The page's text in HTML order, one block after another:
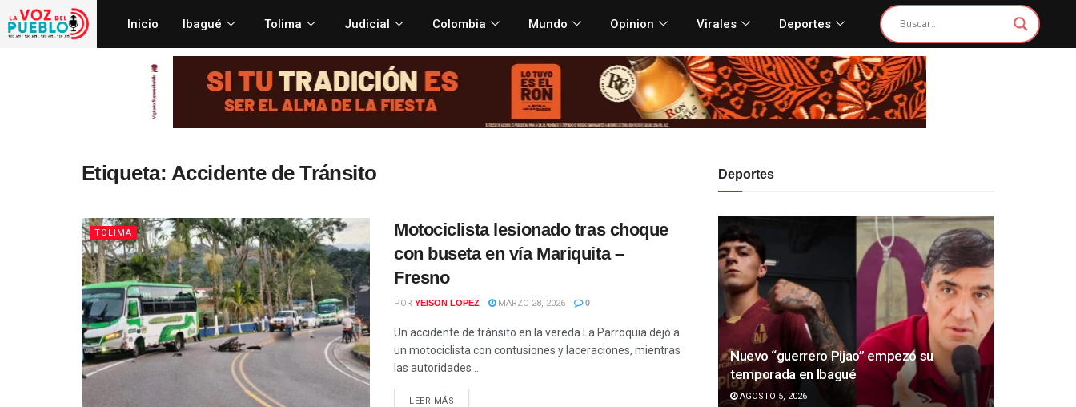
Inicio Ibagué Tolima Judicial Colombia Mundo Opinion Virales Deportes
Etiqueta: Accidente de Tránsito
TOLIMA
Motociclista lesionado tras choque
con buseta en vía Mariquita –
Fresno
POR YEISON LOPEZ MARZO 28, 2026 0
Un accidente de tránsito en la vereda La Parroquia dejó a
un motociclista con contusiones y laceraciones, mientras
las autoridades ...
LEER MÁS
Deportes
Nuevo “guerrero Pijao” empezó su
temporada en Ibagué
AGOSTO 5, 2026